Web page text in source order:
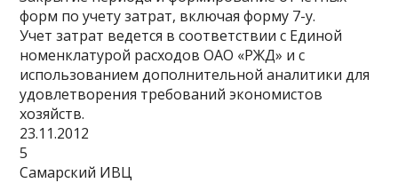
форм по учету затрат, включая форму 7-у.
Учет затрат ведется в соответствии с Единой
номенклатурой расходов ОАО «РЖД» и с
использованием дополнительной аналитики для
удовлетворения требований экономистов
хозяйств.
23.11.2012
5
Самарский ИВЦ